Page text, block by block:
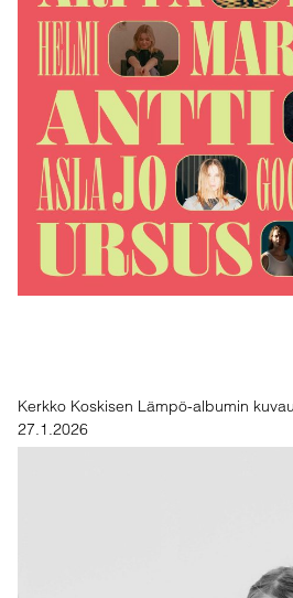
Kerkko Koskisen Lämpö-albumin
27.1.2026